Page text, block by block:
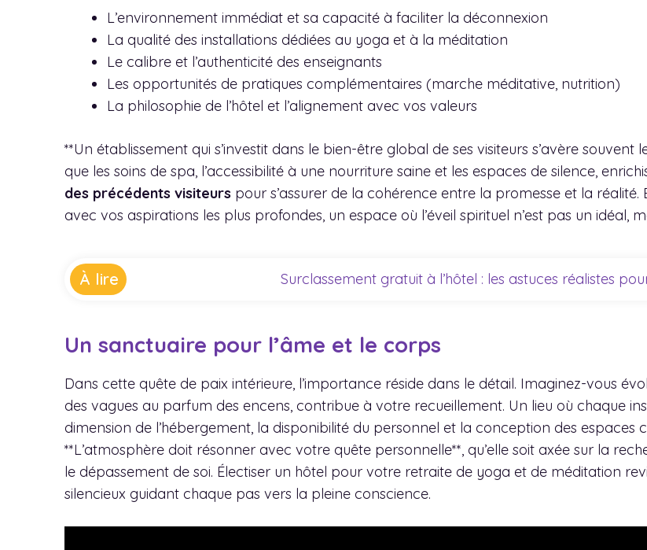
L’environnement immédiat et sa capacité à faciliter la déconnexion
La qualité des installations dédiées au yoga et à la méditation
Le calibre et l’authenticité des enseignants
Les opportunités de pratiques complémentaires (marche méditative, nutrition)
La philosophie de l’hôtel et l’alignement avec vos valeurs
**Un établissement qui s’investit dans le bien-être global de ses visiteurs s’avère souvent
que les soins de spa, l’accessibilité à une nourriture saine et les espaces de silence,
des précédents visiteurs pour s’assurer de la cohérence entre la promesse et la réalité.
avec vos aspirations les plus profondes, un espace où l’éveil spirituel n’est pas un idéal,
À lire Surclassement gratuit à l’hôtel : les astuces réalistes
Un sanctuaire pour l’âme et le corps
Dans cette quête de paix intérieure, l’importance réside dans le détail. Imaginez-vous
des vagues au parfum des encens, contribue à votre recueillement. Un lieu où chaque
dimension de l’hébergement, la disponibilité du personnel et la conception des
**L’atmosphère doit résonner avec votre quête personnelle**, qu’elle soit axée sur la
le dépassement de soi. Électiser un hôtel pour votre retraite de yoga et de méditation
silencieux guidant chaque pas vers la pleine conscience.